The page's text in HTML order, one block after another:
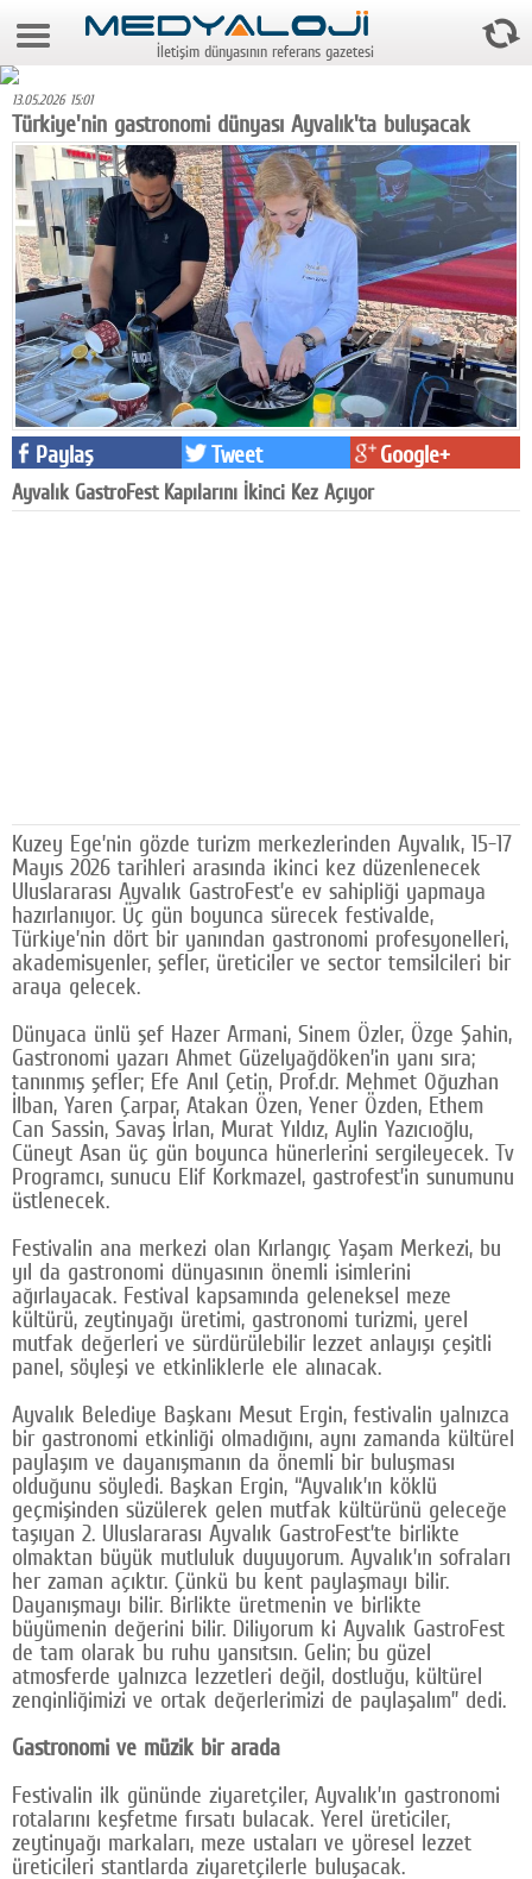
9 Ağustos 2026 10:25:27
Foto Galeri
Video Galeri
Gazeteler
Medya
Reyting-tiraj
Teknoloji
Televizyon
Dünya
Pr
Yazarlar
Künye
SOSYAL MEDYA
Facebook
Twitter
Google Plus
© 2026 TÜM HAKLARI SAKLIDIR
İletişim dünyasının referans gazetesi
13.05.2026 15:01
Türkiye'nin gastronomi dünyası Ayvalık'ta buluşacak
Paylaş Tweet Google+
Ayvalık GastroFest Kapılarını İkinci Kez Açıyor
Kuzey Ege’nin gözde turizm merkezlerinden Ayvalık, 15-17
Mayıs 2026 tarihleri arasında ikinci kez düzenlenecek
Uluslararası Ayvalık GastroFest’e ev sahipliği yapmaya
hazırlanıyor. Üç gün boyunca sürecek festivalde,
Türkiye’nin dört bir yanından gastronomi profesyonelleri,
akademisyenler, şefler, üreticiler ve sector temsilcileri bir
araya gelecek.
Dünyaca ünlü şef Hazer Armani, Sinem Özler, Özge Şahin,
Gastronomi yazarı Ahmet Güzelyağdöken’in yanı sıra;
tanınmış şefler; Efe Anıl Çetin, Prof.dr. Mehmet Oğuzhan
İlban, Yaren Çarpar, Atakan Özen, Yener Özden, Ethem
Can Sassin, Savaş İrlan, Murat Yıldız, Aylin Yazıcıoğlu,
Cüneyt Asan üç gün boyunca hünerlerini sergileyecek. Tv
Programcı, sunucu Elif Korkmazel, gastrofest’in sunumunu
üstlenecek.
Festivalin ana merkezi olan Kırlangıç Yaşam Merkezi, bu
yıl da gastronomi dünyasının önemli isimlerini
ağırlayacak. Festival kapsamında geleneksel meze
kültürü, zeytinyağı üretimi, gastronomi turizmi, yerel
mutfak değerleri ve sürdürülebilir lezzet anlayışı çeşitli
panel, söyleşi ve etkinliklerle ele alınacak.
Ayvalık Belediye Başkanı Mesut Ergin, festivalin yalnızca
bir gastronomi etkinliği olmadığını, aynı zamanda kültürel
paylaşım ve dayanışmanın da önemli bir buluşması
olduğunu söyledi. Başkan Ergin, “Ayvalık’ın köklü
geçmişinden süzülerek gelen mutfak kültürünü geleceğe
taşıyan 2. Uluslararası Ayvalık GastroFest’te birlikte
olmaktan büyük mutluluk duyuyorum. Ayvalık’ın sofraları
her zaman açıktır. Çünkü bu kent paylaşmayı bilir.
Dayanışmayı bilir. Birlikte üretmenin ve birlikte
büyümenin değerini bilir. Diliyorum ki Ayvalık GastroFest
de tam olarak bu ruhu yansıtsın. Gelin; bu güzel
atmosferde yalnızca lezzetleri değil, dostluğu, kültürel
zenginliğimizi ve ortak değerlerimizi de paylaşalım” dedi.
Gastronomi ve müzik bir arada
Festivalin ilk gününde ziyaretçiler, Ayvalık’ın gastronomi
rotalarını keşfetme fırsatı bulacak. Yerel üreticiler,
zeytinyağı markaları, meze ustaları ve yöresel lezzet
üreticileri stantlarda ziyaretçilerle buluşacak.